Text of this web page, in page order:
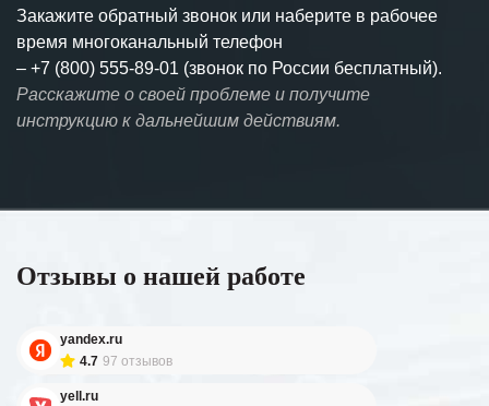
Закажите обратный звонок или наберите в рабочее
время многоканальный телефон
– +7 (800) 555-89-01 (звонок по России бесплатный).
Расскажите о своей проблеме и получите
инструкцию к дальнейшим действиям.
Отзывы о нашей работе
yandex.ru
4.7 97 отзывов
yell.ru